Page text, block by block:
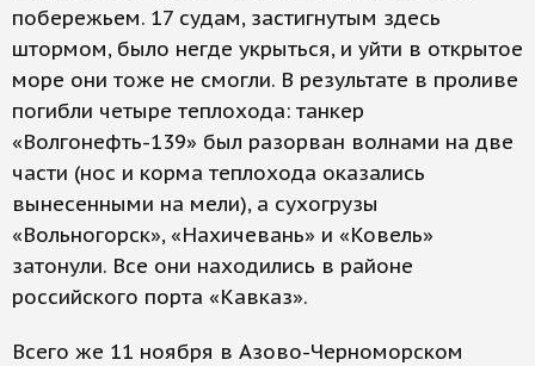
побережьем. 17 судам, застигнутым здесь
штормом, было негде укрыться, и уйти в открытое
море они тоже не смогли. В результате в проливе
погибли четыре теплохода: танкер
«Волгонефть-139» был разорван волнами на две
части (нос и корма теплохода оказались
вынесенными на мели), а сухогрузы
«Вольногорск», «Нахичевань» и «Ковель»
затонули. Все они находились в районе
российского порта «Кавказ».
Всего же 11 ноября в Азово-Черноморском